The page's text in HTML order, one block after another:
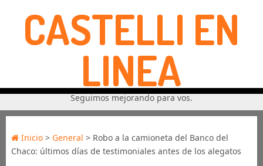
CASTELLI EN
LINEA
Seguimos mejorando para vos.
Inicio> General > Robo a la camioneta del Banco del
Chaco: últimos días de testimoniales antes de los alegatos